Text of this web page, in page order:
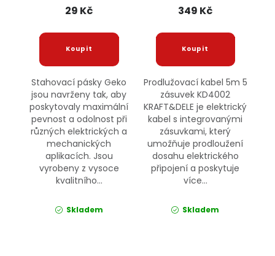
29 Kč
Stahovací pásky Geko
jsou navrženy tak, aby
poskytovaly maximální
pevnost a odolnost při
různých elektrických a
mechanických
aplikacích. Jsou
vyrobeny z vysoce
kvalitního...
Skladem
349 Kč
Prodlužovací kabel 5m 5
zásuvek KD4002
KRAFT&DELE je elektrický
kabel s integrovanými
zásuvkami, který
umožňuje prodloužení
dosahu elektrického
připojení a poskytuje
více...
Skladem